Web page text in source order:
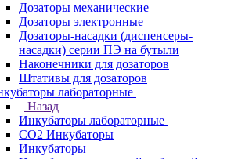
Дозаторы механические
Дозаторы электронные
Дозаторы-насадки (диспенсеры-
насадки) серии ПЭ на бутыли
Наконечники для дозаторов
Штативы для дозаторов
лабораторные
Назад
Инкубаторы лабораторные
CO2 Инкубаторы
Инкубаторы